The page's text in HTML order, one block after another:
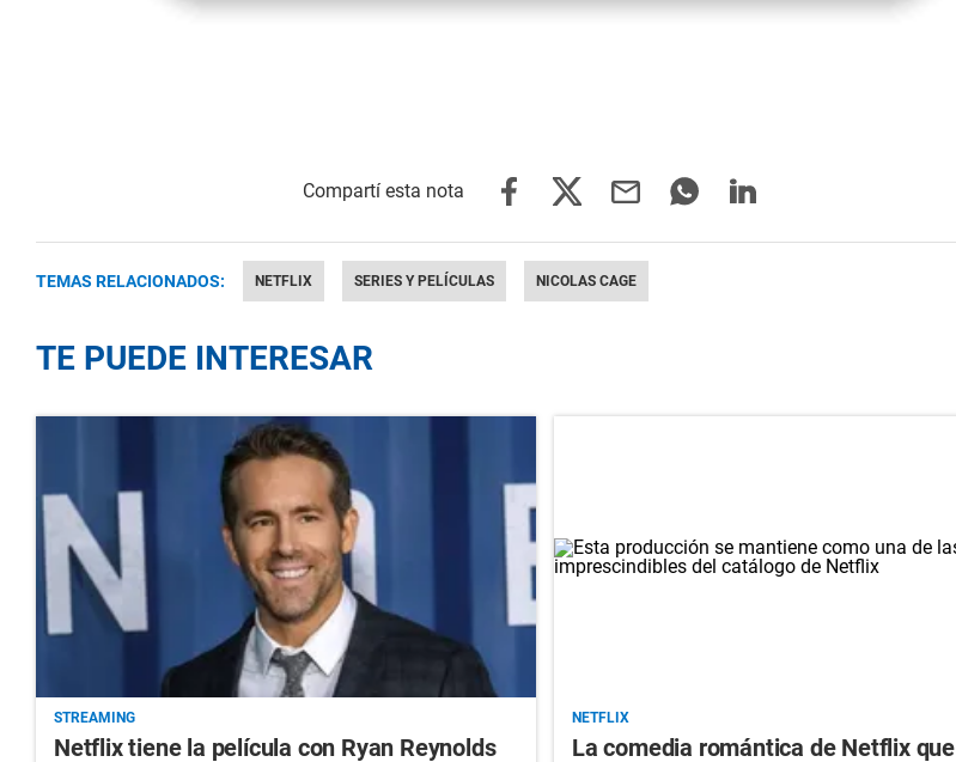
TEMAS RELACIONADOS: NETFLIX SERIES Y PELÍCULAS NICOLAS CAGE
TE PUEDE INTERESAR
STREAMING
Netflix tiene la película con Ryan Reynolds
NETFLIX
La comedia romántica de Netflix que